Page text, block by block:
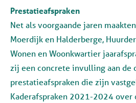
Prestatieafspraken
Net als voorgaande jaren
Moerdijk en Halderberge,
Wonen en Woonkwartier
zij een concrete invulling aan de
prestatieafspraken die zijn
Kaderafspraken 2021-2024 over